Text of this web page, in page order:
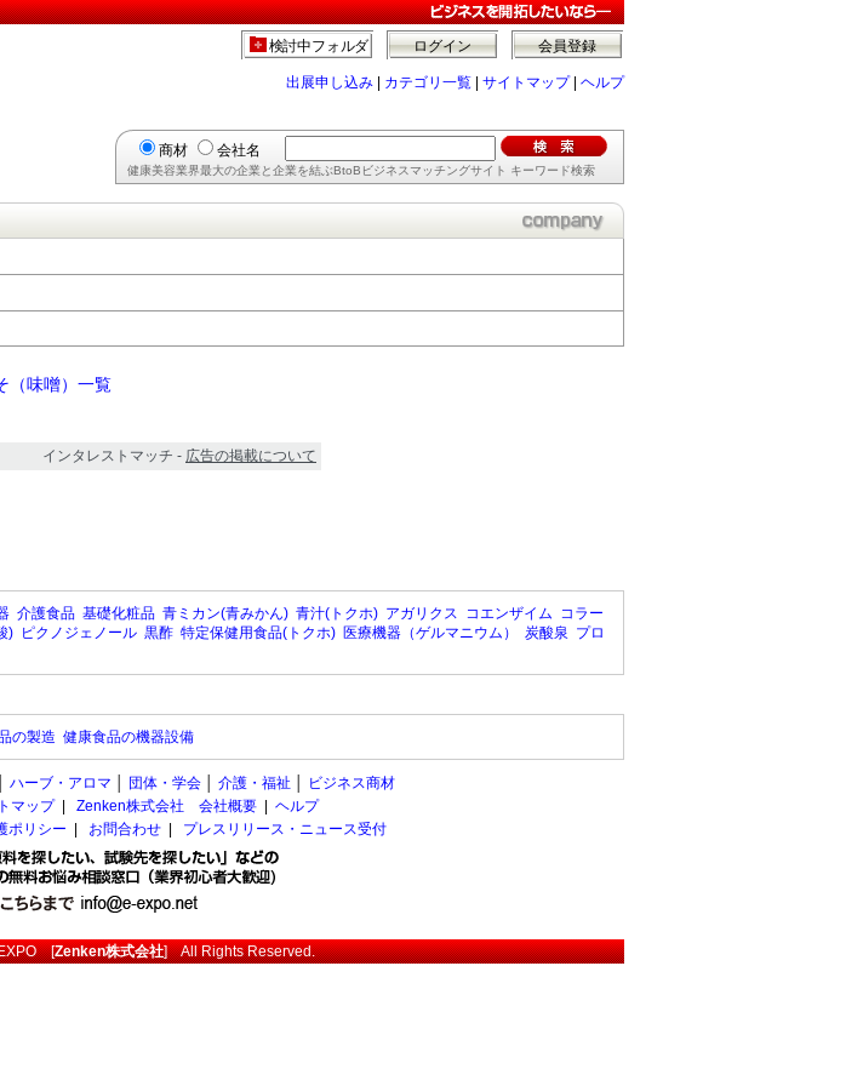
会員登録
ログイン
検討中フォルダ
出展申し込み カテゴリ一覧 サイトマップ| ヘルプ
商材 会社名
健康美容業界最大の企業と企業を結ぶBtoBビジネスマッチングサイト キーワード検索
（味噌）一覧
インタレストマッチ - 広告の掲載について
介護食品 基礎化粧品 青ミカン(青みかん) 青汁(トクホ) アガリクス コエンザイム コラー
) ピクノジェノール 黒酢 特定保健用食品(トクホ) 医療機器（ゲルマニウム） 炭酸泉 プロ
の製造 健康食品の機器設備
ハーブ・アロマ 団体・学会 介護・福祉
ビジネス商材
マップ| Zenken株式会社 会社概要
ヘルプ
ポリシー お問合わせ プレスリリース・ニュース受付
[Zenken株式会社] All Rights Reserved.